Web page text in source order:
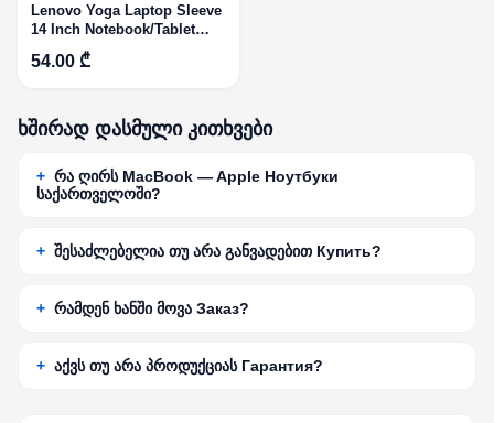
Lenovo Yoga Laptop Sleeve
14 Inch Notebook/Tablet
Compatible with MacBook
Air/Pro - Slim Eco-Friendly
54.00 ₾
ხშირად დასმული კითხვები
რა ღირს MacBook — Apple Ноутбуки
საქართველოში?
შესაძლებელია თუ არა განვადებით Купить?
რამდენ ხანში მოვა Заказ?
აქვს თუ არა პროდუქციას Гарантия?